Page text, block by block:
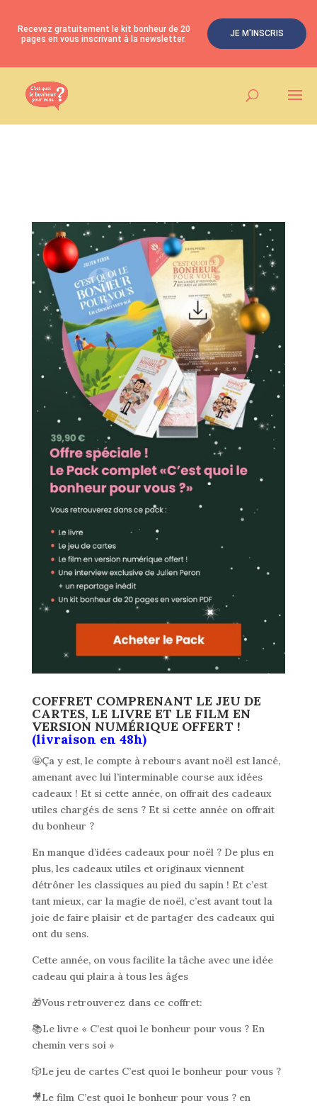
COFFRET COMPRENANT LE JEU DE
CARTES, LE LIVRE ET LE FILM EN
VERSION NUMÉRIQUE OFFERT !
(livraison en 48h)
🤩Ça y est, le compte à rebours avant noël est lancé,
amenant avec lui l’interminable course aux idées
cadeaux ! Et si cette année, on offrait des cadeaux
utiles chargés de sens ? Et si cette année on offrait
du bonheur ?
En manque d’idées cadeaux pour noël ? De plus en
plus, les cadeaux utiles et originaux viennent
détrôner les classiques au pied du sapin ! Et c’est
tant mieux, car la magie de noël, c’est avant tout la
joie de faire plaisir et de partager des cadeaux qui
ont du sens.
Cette année, on vous facilite la tâche avec une idée
cadeau qui plaira à tous les âges
🎁Vous retrouverez dans ce coffret:
📚Le livre « C’est quoi le bonheur pour vous ? En
chemin vers soi »
🎲Le jeu de cartes C’est quoi le bonheur pour vous ?
🎥Le film C’est quoi le bonheur pour vous ? en
Recevez gratuitement le kit bonheur de 20
pages en vous inscrivant à la newsletter.
JE M'INSCRIS